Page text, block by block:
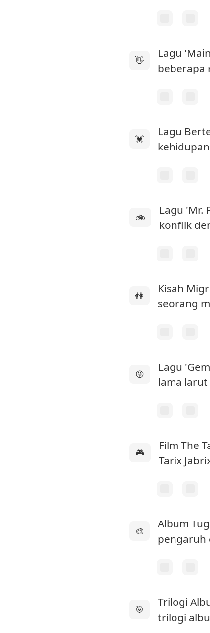
👋
Lagu
beberapa
💓
Lagu
🚲
Lagu 'Mr.
konflik
👫
Kisah
seorang
😜
Lagu
lama
🎮
Film The
Tarix
🎨
Album
pengaruh
🎯
Trilogi
trilogi